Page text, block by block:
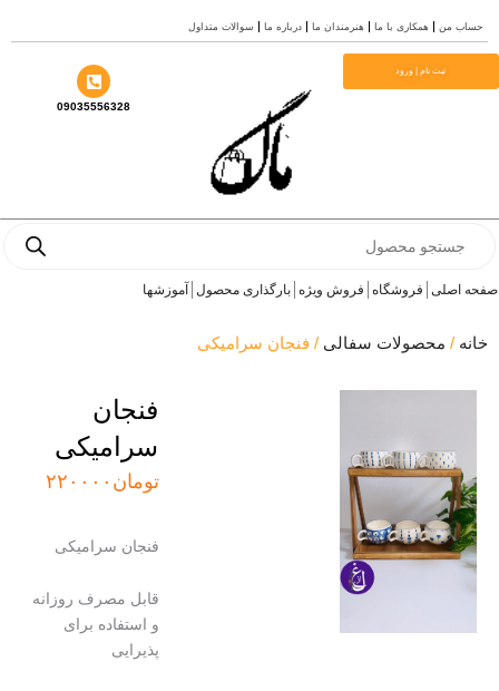
من همکاری با ما هنرمندان ما درباره ما سوالات متداول
ثبت نام | ورود
09035556328
اصلی فروشگاه فروش ویژه بارگذاری محصول آموزشها
/محصولات سفالی/ فنجان سرامیکی
فنجان
سرامیکی
تومان۲۲۰۰۰۰
فنجان سرامیکی
قابل مصرف روزانه
و استفاده برای
پذیرایی